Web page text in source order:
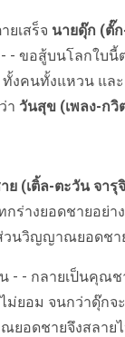
เสร็จ นายดุ๊ก (ตั๊
- - ขอสู้บนโลกใบ
ทั้งคนทั้งแหวน แ
าวันสุข (เพลง-กวิ
ย (เติ้ล-ตะวัน จารุ
ร่างยอดชายอย่
วนวิญญาณยอดช
- กลายเป็นคุณช
ม่ยอม จนกว่าดุ๊ก
ยอดชายจึงสลาย